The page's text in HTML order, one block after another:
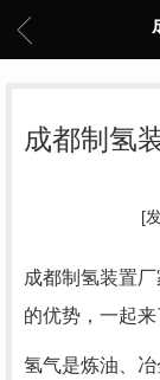
成都制氢
[
成都制氢装置
的优势，一起来
氢气是炼油、